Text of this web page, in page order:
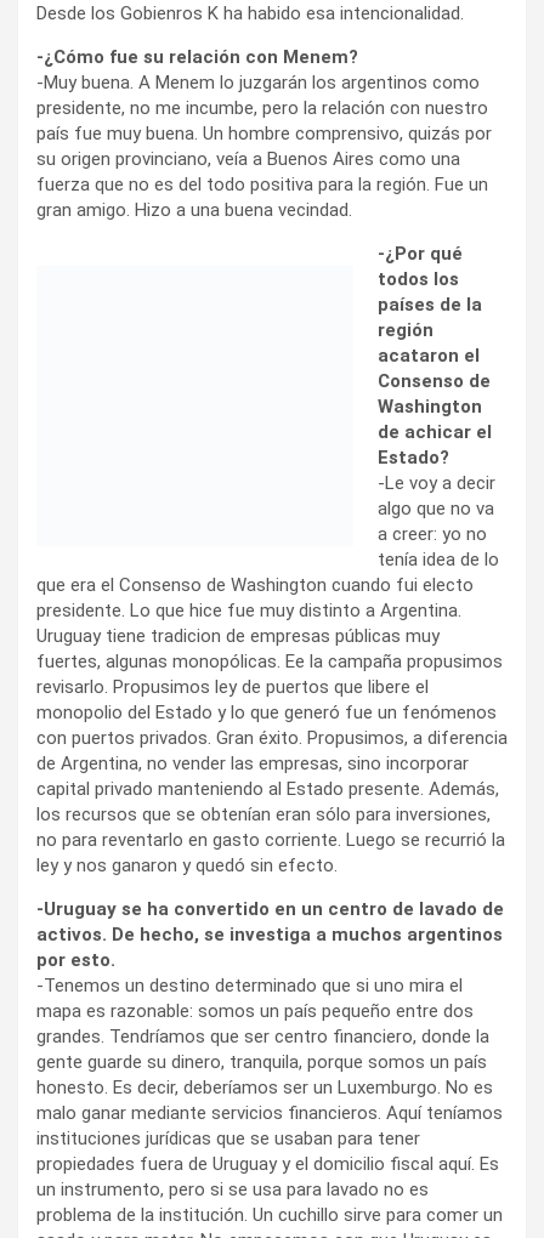
Desde los Gobienros K ha habido esa intencionalidad.
-¿Cómo fue su relación con Menem?
-Muy buena. A Menem lo juzgarán los argentinos como
presidente, no me incumbe, pero la relación con nuestro
país fue muy buena. Un hombre comprensivo, quizás por
su origen provinciano, veía a Buenos Aires como una
fuerza que no es del todo positiva para la región. Fue un
gran amigo. Hizo a una buena vecindad.
-¿Por qué
todos los
países de la
región acataron el Consenso de Washington de
-Le voy a decir algo que no va a creer: yo no tenía idea de
lo que era el Consenso de Washington cuando fui electo
presidente. Lo que hice fue muy distinto a Argentina.
Uruguay tiene tradicion de empresas públicas muy
fuertes, algunas monopólicas. Ee la campaña propusimos
revisarlo. Propusimos ley de puertos que libere el
monopolio del Estado y lo que generó fue un fenómenos
con puertos privados. Gran éxito. Propusimos, a diferencia
de Argentina, no vender las empresas, sino incorporar
capital privado manteniendo al Estado presente. Además,
los recursos que se obtenían eran sólo para inversiones,
no para reventarlo en gasto corriente. Luego se recurrió la
ley y nos ganaron y quedó sin efecto.
-Uruguay se ha convertido en un centro de lavado de
activos. De hecho, se investiga a muchos argentinos
por esto.
-Tenemos un destino determinado que si uno mira el
mapa es razonable: somos un país pequeño entre dos
grandes. Tendríamos que ser centro financiero, donde la
honesto. Es decir, deberíamos ser un Luxemburgo. No es
malo ganar mediante servicios financieros. Aquí teníamos
instituciones jurídicas que se usaban para tener
propiedades fuera de Uruguay y el domicilio fiscal aquí. Es
un instrumento, pero si se usa para lavado no es
problema de la institución. Un cuchillo sirve para comer un
asado y para matar. No empecemos con que Uruguay es
donde se lava, se lava en todos lados. Lo increíble es que
Mujica permitió que ingrese la autoridad fiscal argentina
en una pérdida total del respeto por la patria. Eso sí fue
una vergüenza.
Crónica